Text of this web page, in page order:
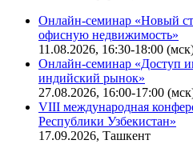
Поиск котировок
Ближайшие конференцииCbonds
Онлайн-семинар «Новый
офисную недвижимость»
11.08.2026, 16:30-18:00
Онлайн-семинар «Доступ
индийский рынок»